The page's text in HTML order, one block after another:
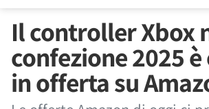
Il controller Xbox
confezione 2025 è
in offerta su